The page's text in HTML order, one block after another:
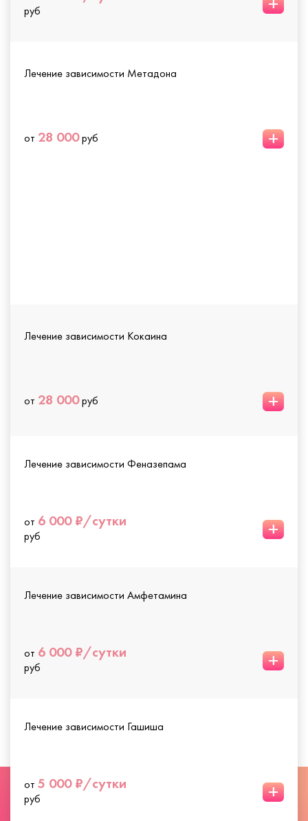
руб
Лечение зависимости Метадона
от 28 000руб +
Лечение зависимости Кокаина
от 28 000руб +
Лечение зависимости Феназепама
от 6 000 ₽/сутки
руб +
Лечение зависимости Амфетамина
от 6 000 ₽/сутки
руб +
Лечение зависимости Гашиша
от 5 000 ₽/сутки
руб +